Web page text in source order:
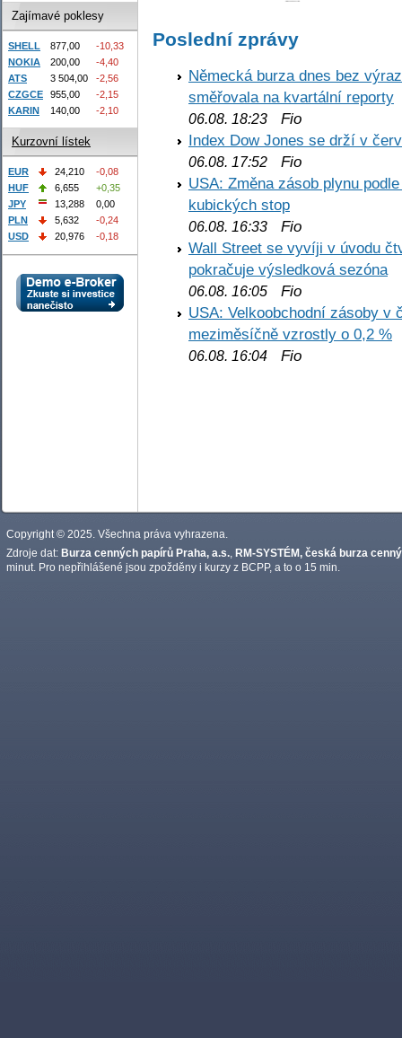
Poslední zprávy
Německá burza dnes bez
směřovala na kvartální reporty
06.08. 18:23 Fio
Index Dow Jones se drží v
06.08. 17:52 Fio
USA: Změna zásob plynu
kubických stop
06.08. 16:33 Fio
Wall Street se vyvíji v úvodu
pokračuje výsledková sezóna
06.08. 16:05 Fio
USA: Velkoobchodní zásoby v
meziměsíčně vzrostly o 0,2 %
06.08. 16:04 Fio
Zajímavé poklesy
SHELL 877,00
-10,33
NOKIA
200,00
-4,40
ATS
3 504,00
-2,56
CZGCE
955,00
-2,15
KARIN
140,00 -2,10
Kurzovní lístek
EUR 24,210
-0,08
HUF
6,655
+0,35
JPY
13,288
0,00
PLN
5,632
-0,24
USD
20,976 -0,18
Copyright © 2025. Všechna práva vyhrazena.
Zdroje dat: Burza cenných papírů Praha, a.s. RM-SYSTÉM, česká burza
minut. Pro nepřihlášené jsou zpožděny i kurzy z BCPP, a to o 15 min.